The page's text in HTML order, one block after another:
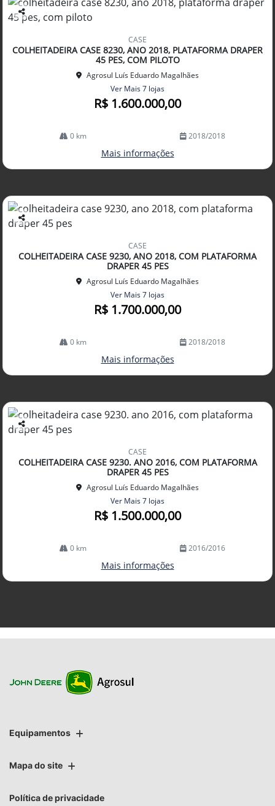
Co
arti
lhe
CASE
COLHEITADEIRA CASE 8230, ANO 2018, PLATAFORMA DRAPER
45 PES, COM PILOTO
Agrosul Luís Eduardo Magalhães
Ver Mais 7 lojas
R$ 1.600.000,00
0 km 2018/2018
Mais informações
Co
arti
lhe
CASE
COLHEITADEIRA CASE 9230, ANO 2018, COM PLATAFORMA
DRAPER 45 PES
Agrosul Luís Eduardo Magalhães
Ver Mais 7 lojas
R$ 1.700.000,00
0 km 2018/2018
Mais informações
Co
arti
lhe
CASE
COLHEITADEIRA CASE 9230. ANO 2016, COM PLATAFORMA
DRAPER 45 PES
Agrosul Luís Eduardo Magalhães
Ver Mais 7 lojas
R$ 1.500.000,00
0 km 2016/2016
Mais informações
Equipamentos
Mapa do site
Política de privacidade